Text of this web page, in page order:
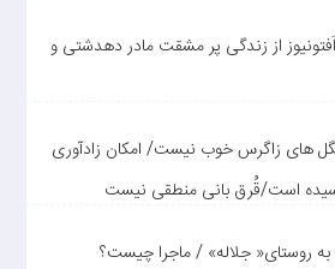
از زندگی پر مشقت مادر دهدشتی و
های زاگرس خوب نیست/ امکان زادآوری
است/قُرق بانی منطقی نیست
روستای« جلاله» / ماجرا چیست؟